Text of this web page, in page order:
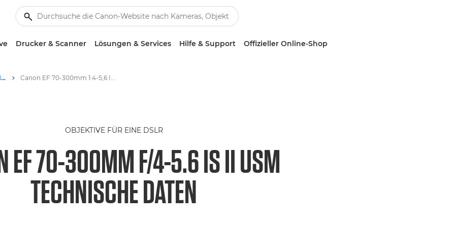
Drucker & Scanner Lösungen & Services Hilfe & Support Offizieller Online-Shop
Canon EF 70-300mm f/4-5.6 IS II USM - Objektive – Kamera- & Foto-Objektive Canon EF 70-300mm 1:4-5,6 IS II USM Objektiv – Technische Daten - Canon EF 70-300mm 1:4-5,6 IS II USM Objektiv
OBJEKTIVE FÜR EINE DSLR
EF 70-300MM F/4-5.6 IS II USM
TECHNISCHE DATEN